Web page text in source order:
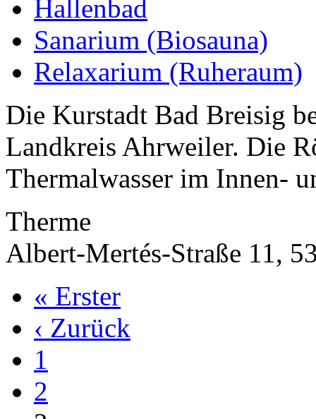
Hallenbad
Sanarium (Biosauna)
Relaxarium (Ruheraum)
Die Kurstadt Bad Breisig
Landkreis Ahrweiler. Die
Thermalwasser im Innen-
Therme
Albert-Mertés-Straße 11,
« Erster
‹ Zurück
1
2